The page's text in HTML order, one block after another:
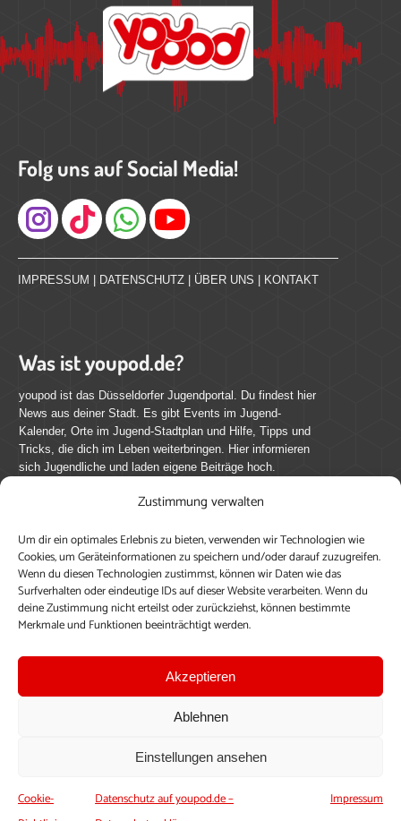
Zustimmung verwalten
Um dir ein optimales Erlebnis zu bieten, verwenden wir Technologien wie
Cookies, um Geräteinformationen zu speichern und/oder darauf zuzugreifen.
Wenn du diesen Technologien zustimmst, können wir Daten wie das
Surfverhalten oder eindeutige IDs auf dieser Website verarbeiten. Wenn du
deine Zustimmung nicht erteilst oder zurückziehst, können bestimmte
Merkmale und Funktionen beeinträchtigt werden.
Akzeptieren
Ablehnen
Einstellungen ansehen
Cookie-
Datenschutz auf youpod.de –
Impressum
Folg uns auf Social Media!
Instagram
IMPRESSUM DATENSCHUTZ ÜBER UNS KONTAKT
Was ist youpod.de?
youpod ist das Düsseldorfer Jugendportal. Du findest hier
News aus deiner Stadt. Es gibt Events im Jugend-
Kalender, Orte im Jugend-Stadtplan und Hilfe, Tipps und
Tricks, die dich im Leben weiterbringen. Hier informieren
sich Jugendliche und laden eigene Beiträge hoch.
Mach mit bei youpod.de!
youpod.de lebt von Menschen wie dir. Sammel
journalistische Erfahrung, teile deine Perspektive und
veröffentliche deine Beiträge auf youpod.de.Du musst
dich anmelden, um alle Funktionen nutzen zu können, ein
Profil anzulegen, eigene Beiträge hochzuladen und zu
Einloggen